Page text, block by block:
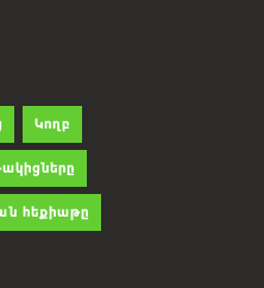
Կողբ
հեքիաթը